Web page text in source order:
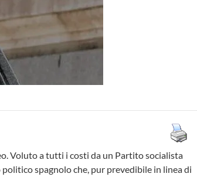
Voluto a tutti i costi da un Partito socialista
spagnolo che, pur prevedibile in linea di